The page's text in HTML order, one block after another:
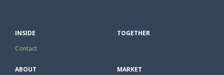
INSIDE
Contact
TOGETHER
ABOUT MARKET